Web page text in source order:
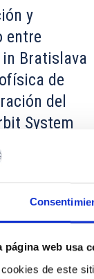
página web usa
de este
y
entre
Bratislava
de
del
System
Canarias
del
Automatic
de